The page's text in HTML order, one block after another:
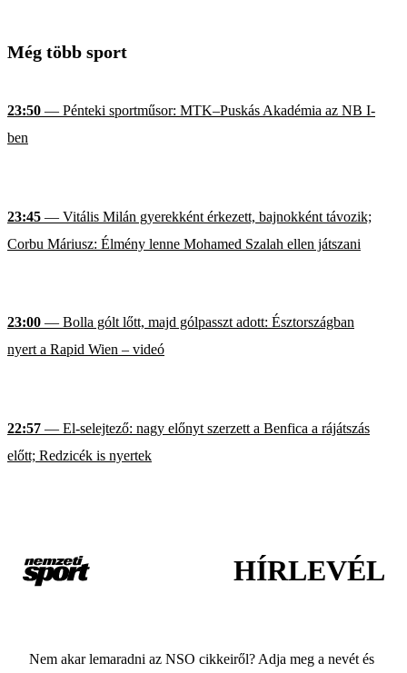
Még több sport
23:50 — Pénteki sportműsor: MTK–Puskás Akadémia az NB I-
ben
23:45 — Vitális Milán gyerekként érkezett, bajnokként távozik;
Corbu Máriusz: Élmény lenne Mohamed Szalah ellen játszani
23:00 — Bolla gólt lőtt, majd gólpasszt adott: Észtországban
nyert a Rapid Wien – videó
22:57 — El-selejtező: nagy előnyt szerzett a Benfica a rájátszás
előtt; Redzicék is nyertek
HÍRLEVÉL
Nem akar lemaradni az NSO cikkeiről? Adja meg a nevét és